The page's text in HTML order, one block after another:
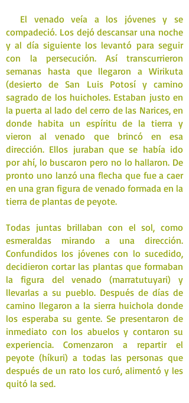
El venado veía a los jóvenes y se
compadeció. Los dejó descansar una noche
y al día siguiente los levantó para seguir
con la persecución. Así transcurrieron
semanas hasta que llegaron a Wirikuta
(desierto de San Luis Potosí y camino
sagrado de los huicholes. Estaban justo en
la puerta al lado del cerro de las Narices, en
donde habita un espíritu de la tierra y
vieron al venado que brincó en esa
dirección. Ellos juraban que se había ido
por ahí, lo buscaron pero no lo hallaron. De
pronto uno lanzó una flecha que fue a caer
en una gran figura de venado formada en la
tierra de plantas de peyote.
Todas juntas brillaban con el sol, como
esmeraldas mirando a una dirección.
Confundidos los jóvenes con lo sucedido,
decidieron cortar las plantas que formaban
la figura del venado (marratutuyari) y
llevarlas a su pueblo. Después de días de
camino llegaron a la sierra huichola donde
los esperaba su gente. Se presentaron de
inmediato con los abuelos y contaron su
experiencia. Comenzaron a repartir el
peyote (híkuri) a todas las personas que
después de un rato los curó, alimentó y les
quitó la sed.